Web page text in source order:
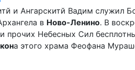
и Ангарскитй Вадим служил
в Ново-Ленино. В
прочих Небесных Сил
а этого храма Феофана